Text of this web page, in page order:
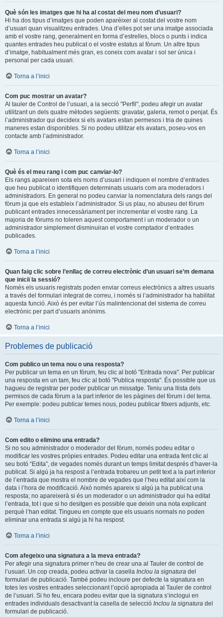
Què són les imatges que hi ha al costat del meu nom d’usuari?
Hi ha dos tipus d’imatges que poden aparèixer al costat del vostre nom
d’usuari quan visualitzeu entrades. Una d’elles pot ser una imatge associada
amb el vostre rang, generalment en forma d’estrelles, blocs o punts i indica
quantes entrades heu publicat o el vostre estatus al fòrum. Un altre tipus
d’imatge, habitualment més gran, es coneix com avatar i sol ser única i
personal per cada usuari.
Torna a l’inici
Com puc mostrar un avatar?
Al tauler de Control de l’usuari, a la secció "Perfil", podeu afegir un avatar
utilitzant un dels quatre mètodes següents: gravatar, galeria, remot o penjat. És
l’administrador qui decideix si els avatars estan permesos i tria de quines
maneres estan disponibles. Si no podeu utilitzar els avatars, poseu-vos en
contacte amb l’administrador.
Torna a l’inici
Què és el meu rang i com puc canviar-lo?
Els rangs apareixen sota els noms d’usuari i indiquen el nombre d’entrades
que heu publicat o identifiquen determinats usuaris com ara moderadors i
administradors. En general no podeu canviar la nomenclatura dels rangs del
fòrum ja que els estableix l’administrador. Si us plau, no abuseu del fòrum
publicant entrades innecessàriament per incrementar el vostre rang. La
majoria de fòrums no toleren aquest comportament i un moderador o un
administrador simplement disminuiran el vostre comptador d’entrades
publicades.
Torna a l’inici
Quan faig clic sobre l’enllaç de correu electrònic d’un usuari se’m demana
que iniciï la sessió?
Només els usuaris registrats poden enviar correus electrònics a altres usuaris
a través del formulari integrat de correu, i només si l’administrador ha habilitat
aquesta funció. Això és per evitar l’ús malintencionat del sistema de correu
electrònic per part d’usuaris anònims.
Torna a l’inici
Problemes de publicació
Com publico un tema nou o una resposta?
Per publicar un tema en un fòrum, feu clic al botó "Entrada nova". Per publicar
una resposta en un tam, feu clic al botó "Publica resposta". És possible que us
hagueu de registrar per poder publicar un missatge. Teniu una llista dels
permisos de cada fòrum a la part inferior de les pàgines del fòrum i del tema.
Per exemple: podeu publicar temes nous, podeu publicar fitxers adjunts, etc.
Torna a l’inici
Com edito o elimino una entrada?
Si no sou administrador o moderador del fòrum, només podeu editar o
modificar les vostres pròpies entrades. Podeu editar una entrada fent clic al
seu botó “Edita”, de vegades només durant un temps limitat després d’haver-la
publicat. Si algú ja ha respost a l’entrada trobareu un petit text a la part inferior
de l’entrada que mostra el nombre de vegades que l’heu editat així com la
data i l’hora de modificació. Això només apareix si algú ja ha publicat una
resposta; no apareixerà si és un moderador o un administrador qui ha editat
l’entrada, tot i que si ho desitgen es possible que deixin una nota explicant
perquè l’han editat. Tingueu en compte que els usuaris normals no poden
eliminar una entrada si algú ja hi ha respost.
Torna a l’inici
Com afegeixo una signatura a la meva entrada?
Per afegir una signatura primer n’heu de crear una al Tauler de control de
l’usuari. Un cop creada, podeu activar la casella Inclou la signatura del
formulari de publicació. També podeu incloure per defecte la signatura en
totes les vostres entrades seleccionant l’opció apropiada al Tauler de control
de l’usuari. Si ho feu, encara podeu evitar que la signatura s’inclogui en
entrades individuals desactivant la casella de selecció Inclou la signatura del
formulari de publicació.